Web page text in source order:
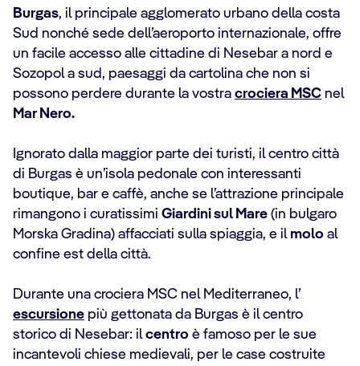
Burgas, il principale agglomerato urbano della costa
Sud nonché sede dell’aeroporto internazionale, offre
un facile accesso alle cittadine di Nesebar a nord e
Sozopol a sud, paesaggi da cartolina che non si
possono perdere durante la vostra crociera MSC nel
Mar Nero.
Ignorato dalla maggior parte dei turisti, il centro città
di Burgas è un’isola pedonale con interessanti
boutique, bar e caffè, anche se l’attrazione principale
rimangono i curatissimi Giardini sul Mare (in bulgaro
Morska Gradina) affacciati sulla spiaggia, e ilmolo al
confine est della città.
Durante una crociera MSC nel Mediterraneo, l’
escursione più gettonata da Burgas è il centro
storico di Nesebar: ilcentro è famoso per le sue
incantevoli chiese medievali, per le case costruite